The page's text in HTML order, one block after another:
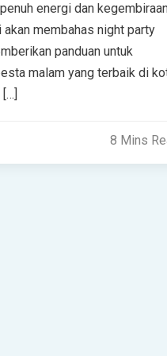
energi dan
akan membahas night party
panduan untuk
malam yang terbaik di
8 Mins